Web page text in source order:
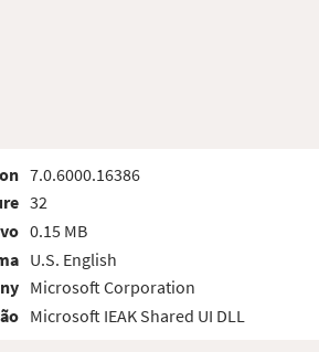
7.0.6000.16386
32
0.15 MB
U.S. English
Microsoft Corporation
Microsoft IEAK Shared UI DLL